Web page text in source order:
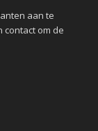
aan te
contact om de